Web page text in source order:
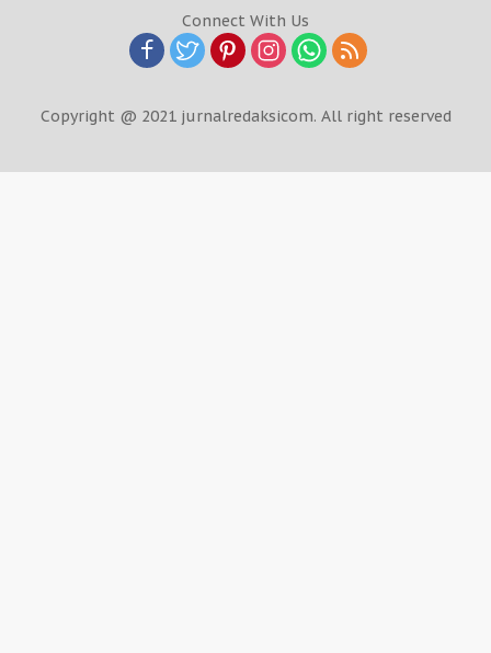
Connect With Us
Copyright @ 2021 jurnalredaksicom. All right reserved